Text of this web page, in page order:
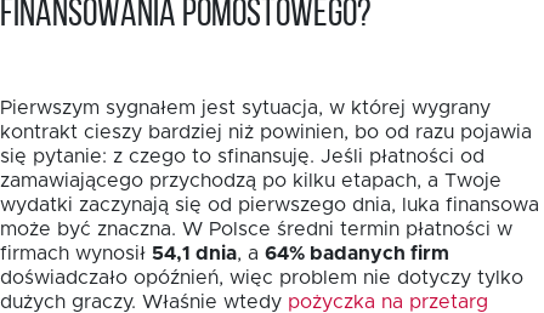
finansowania pomostowego?
Pierwszym sygnałem jest sytuacja, w której wygrany
kontrakt cieszy bardziej niż powinien, bo od razu pojawia
się pytanie: z czego to sfinansuję. Jeśli płatności od
zamawiającego przychodzą po kilku etapach, a Twoje
wydatki zaczynają się od pierwszego dnia, luka finansowa
może być znaczna. W Polsce średni termin płatności w
firmach wynosił 54,1 dnia, a 64% badanych firm
doświadczało opóźnień, więc problem nie dotyczy tylko
dużych graczy. Właśnie wtedy pożyczka na przetarg